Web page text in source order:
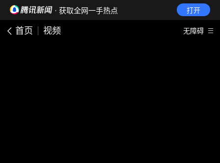
· 获取全网一手热点 打开
首页 视频 无障碍